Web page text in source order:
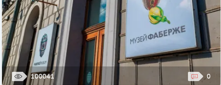
100041 0